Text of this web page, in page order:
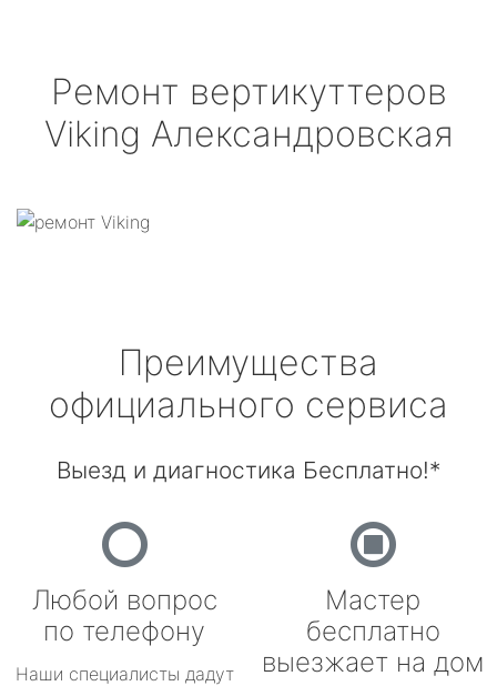
Ремонт вертикуттеров
Viking Александровская
Преимущества
официального сервиса
Выезд и диагностика Бесплатно!*
Любой вопрос
по телефону
Наши специалисты дадут
Мастер
бесплатно
выезжает на дом